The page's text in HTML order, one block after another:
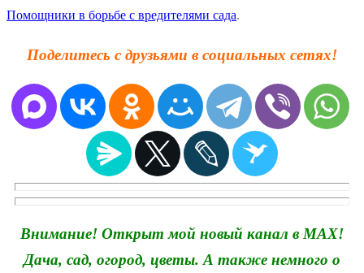
Помощники в борьбе с вредителями сада.
Поделитесь с друзьями в социальных сетях!
Внимание! Открыт мой новый канал в MAX!
Дача, сад, огород, цветы. А также немного о